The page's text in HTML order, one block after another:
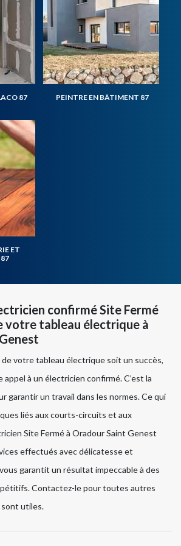
87 PEINTRE EN BÂTIMENT 87
ET
confirmé Site Fermé
votre tableau électrique à
de votre tableau électrique soit un succès,
appel à un électricien confirmé. C’est la
garantir un travail dans les normes. Ce qui
liés aux courts-circuits et aux
Site Fermé à Oradour Saint Genest
effectués avec délicatesse et
garantit un résultat impeccable à des
Contactez-le pour toutes autres
utiles.